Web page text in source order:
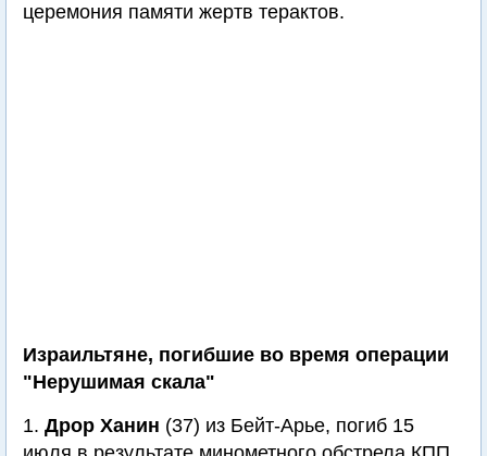
церемония памяти жертв терактов.
Израильтяне, погибшие во время операции
"Нерушимая скала"
1. Дрор Ханин (37) из Бейт-Арье, погиб 15